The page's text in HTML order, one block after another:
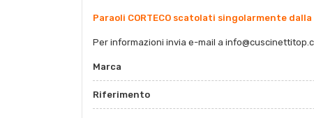
Paraoli CORTECO scatolati singolarmente
Per informazioni invia e-mail a
Marca
Riferimento